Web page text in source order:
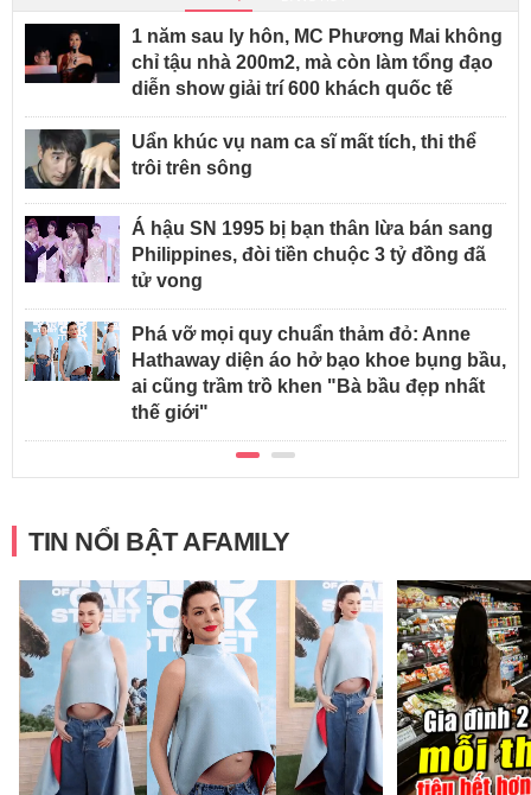
1 năm sau ly hôn, MC Phương Mai không
chỉ tậu nhà 200m2, mà còn làm tổng đạo
diễn show giải trí 600 khách quốc tế
Uẩn khúc vụ nam ca sĩ mất tích, thi thể
trôi trên sông
Á hậu SN 1995 bị bạn thân lừa bán sang
Philippines, đòi tiền chuộc 3 tỷ đồng đã
tử vong
Phá vỡ mọi quy chuẩn thảm đỏ: Anne
Hathaway diện áo hở bạo khoe bụng bầu,
ai cũng trầm trồ khen "Bà bầu đẹp nhất
thế giới"
TIN NỔI BẬT AFAMILY